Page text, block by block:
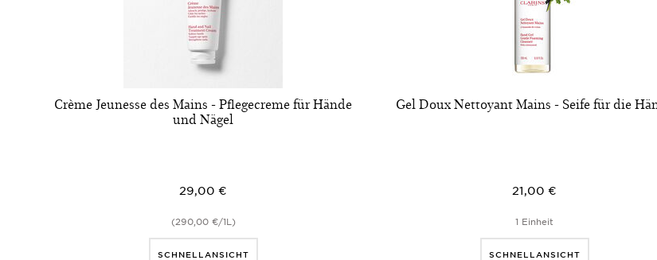
Crème Jeunesse des Mains - Pflegecreme für Hände
und Nägel
29,00 €
(290,00 €/1L)
SCHNELLANSICHT
Gel Doux Nettoyant Mains - Seife für die
21,00 €
1 Einheit
SCHNELLANSICHT